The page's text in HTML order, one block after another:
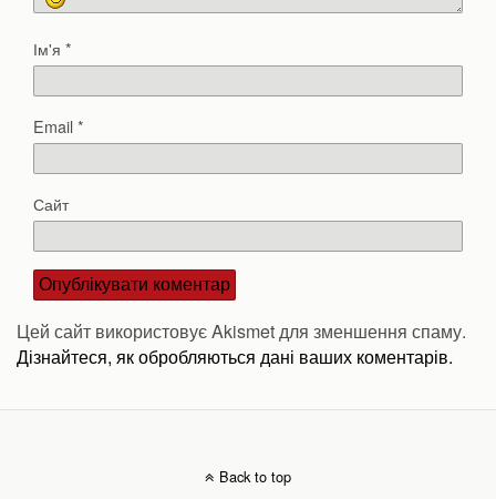
Ім'я *
Email*
Сайт
Цей сайт використовує Akismet для зменшення спаму.
Дізнайтеся, як обробляються дані ваших коментарів.
Back to top